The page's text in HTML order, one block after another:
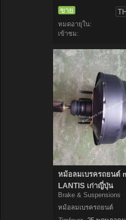
ขาย
หมดอายุใน:
เข้าชม:
หม้อลมเบรครถยนต์
LANTIS เก่าญี่ปุ่น
Brake & Suspensions
หม้อลมเบรครถยนต์